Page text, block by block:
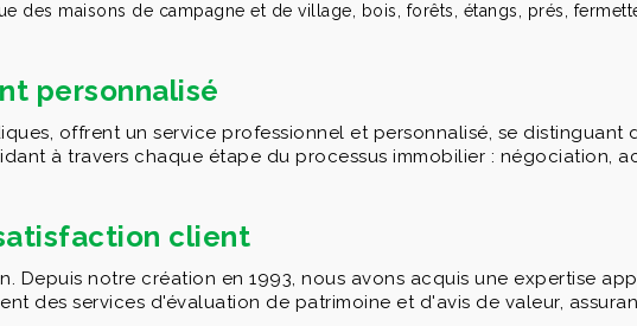
des maisons de campagne et de village, bois, forêts, étangs, prés,
personnalisé
offrent un service professionnel et personnalisé, se distinguant
à travers chaque étape du processus immobilier : négociation,
client
Depuis notre création en 1993, nous avons acquis une expertise
des services d'évaluation de patrimoine et d'avis de valeur,